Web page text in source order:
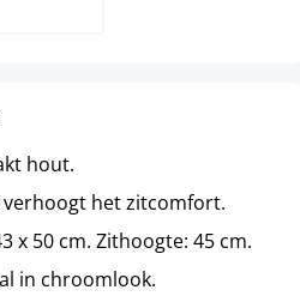
hout.
het zitcomfort.
x 50 cm. Zithoogte: 45 cm.
in chroomlook.